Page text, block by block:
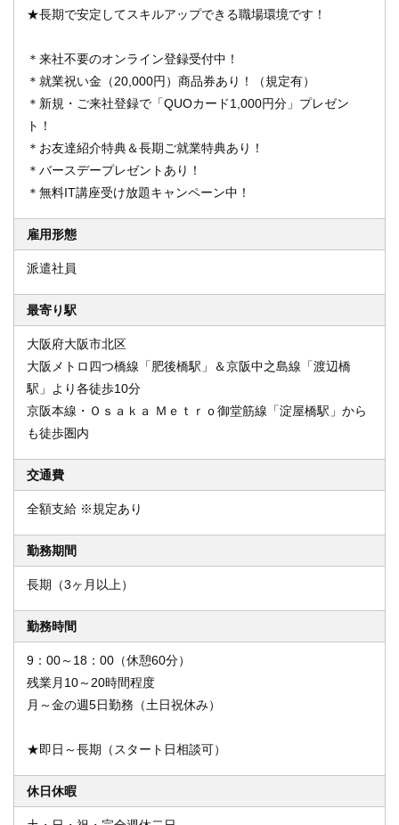
★長期で安定してスキルアップできる職場環境です！
＊来社不要のオンライン登録受付中！
＊就業祝い金（20,000円）商品券あり！（規定有）
＊新規・ご来社登録で「QUOカード1,000円分」プレゼン
ト！
＊お友達紹介特典＆長期ご就業特典あり！
＊バースデープレゼントあり！
＊無料IT講座受け放題キャンペーン中！
雇用形態
派遣社員
最寄り駅
大阪府大阪市北区
大阪メトロ四つ橋線「肥後橋駅」＆京阪中之島線「渡辺橋
駅」より各徒歩10分
京阪本線・Ｏｓａｋａ Ｍｅｔｒｏ御堂筋線「淀屋橋駅」から
も徒歩圏内
交通費
全額支給 ※規定あり
勤務期間
長期（3ヶ月以上）
勤務時間
9：00～18：00（休憩60分）
残業月10～20時間程度
月～金の週5日勤務（土日祝休み）
★即日～長期（スタート日相談可）
休日休暇